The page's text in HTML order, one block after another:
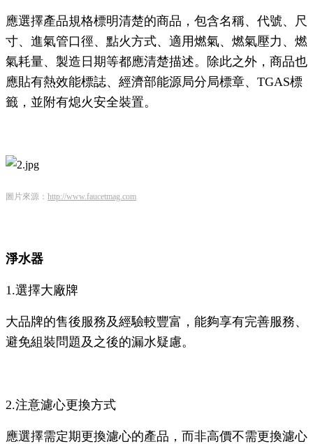
應選擇產品規格標明清楚的商品，包含名稱、代號、尺
寸、進氣管口徑、點火方式、適用燃氣、燃氣壓力、燃
氣耗量、製造日期等都應清楚描述。除此之外，商品也
應貼有熱效能標誌、經濟部能源局分局標章、TGAS標
籤，並附有熄火安全裝置。
圖片來源： http://www.faucetmag.com
淨水器
1.選擇大廠牌
大品牌的售後服務及經驗較豐富，能夠享有完善服務、
避免組裝問題及之後的漏水疑慮。
2.注意濾心更換方式
應選擇需定期更換濾心的產品，而非高價不需更換濾心